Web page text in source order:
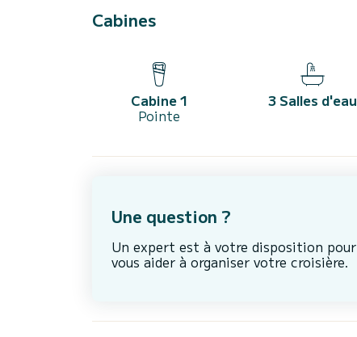
Cabines
Cabine 1
Pointe
3 Salles d'eau
Une question ?
Un expert est à votre disposition pour
vous aider à organiser votre croisière.